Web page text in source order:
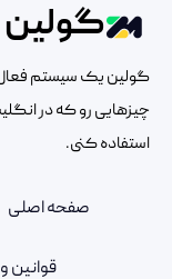
گولین
گولین یک سیستم
چیزهایی رو که در
استفاده کنی.
صفحه اصلی
قوانین